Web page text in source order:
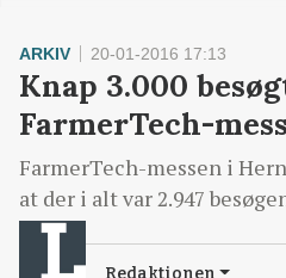
ARKIV 20-01-2016 17:13
Knap 3.000
FarmerTech-
FarmerTech-messen i
at der i alt var 2.947
Redaktionen